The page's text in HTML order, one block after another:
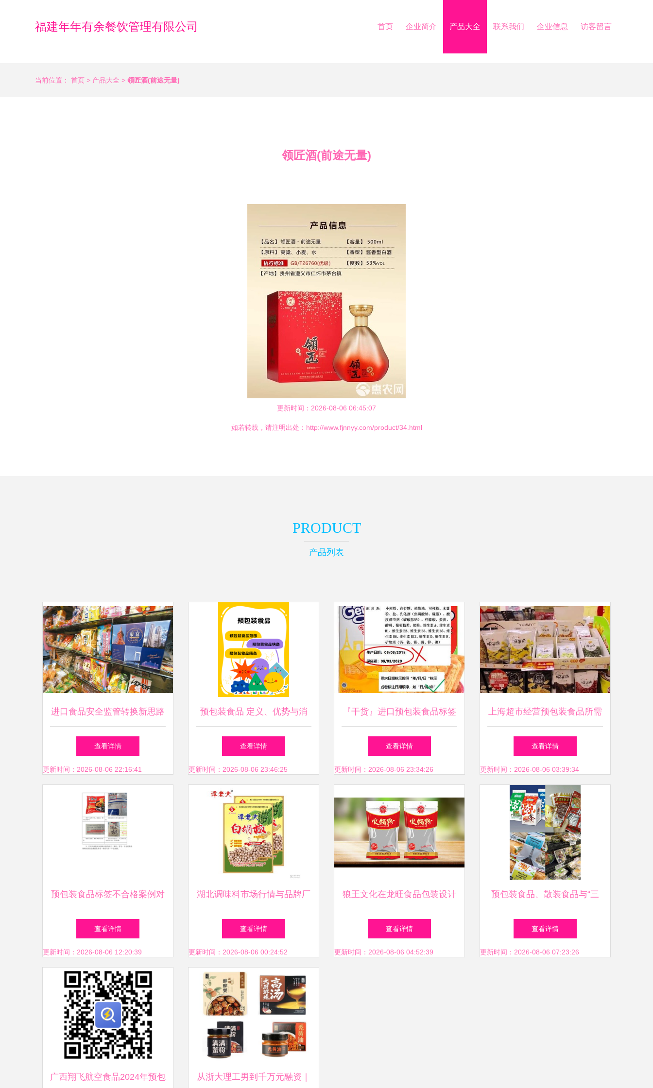
福建年年有余餐饮管理有限公司 首页 企业简介 产品大全 联系我们 企业信息 访客留言
当前位置： 首页 > 产品大全 > 领匠酒(前途无量)
领匠酒(前途无量)
更新时间：2026-08-06 06:45:07
如若转载，请注明出处：http://www.fjnnyy.com/product/34.html
PRODUCT
产品列表
进口食品安全监管转换新思路
聚焦预包装食品
查看详情
更新时间：2026-08-06 22:16:41
预包装食品 定义、优势与消
费指南
查看详情
更新时间：2026-08-06 23:46:25
『干货』进口预包装食品标签
那些事儿
查看详情
更新时间：2026-08-06 23:34:26
上海超市经营预包装食品所需
手续与办理流程指南
查看详情
更新时间：2026-08-06 03:39:34
预包装食品标签不合格案例对
照7718强制性标识内容深度解
析
查看详情
更新时间：2026-08-06 12:20:39
湖北调味料市场行情与品牌厂
家报价分析
查看详情
更新时间：2026-08-06 00:24:52
狼王文化在龙旺食品包装设计
中的应用 以预包装食品品牌
视觉升级为例
查看详情
更新时间：2026-08-06 04:52:39
预包装食品、散装食品与“三
无”产品定义解析
查看详情
更新时间：2026-08-06 07:23:26
广西翔飞航空食品2024年预包 从浙大理工男到千万元融资｜